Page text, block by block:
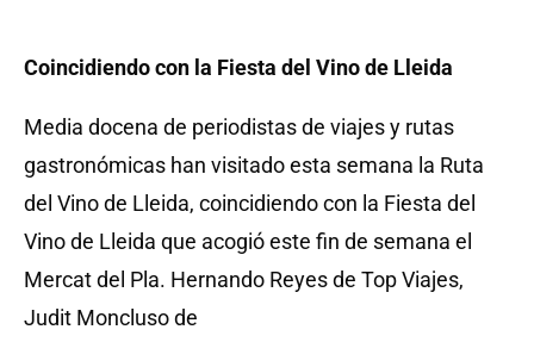
Coincidiendo con la Fiesta del Vino de Lleida
Media docena de periodistas de viajes y rutas
gastronómicas han visitado esta semana la Ruta
del Vino de Lleida, coincidiendo con la Fiesta del
Vino de Lleida que acogió este fin de semana el
Mercat del Pla. Hernando Reyes de Top Viajes,
Judit Moncluso de